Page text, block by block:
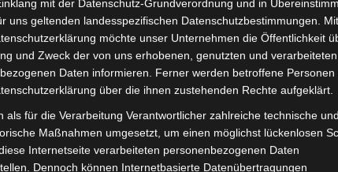
du hier:Volta Motor Pedelec VB3.
mit der Datenschutz-Grundverordnung und in
uns geltenden landesspezifischen Datenschutzbestimmungen.
möchte unser Unternehmen die Öffentlichkeit
und Zweck der von uns erhobenen, genutzten und verarbeiteten
Daten informieren. Ferner werden betroffene Personen
über die ihnen zustehenden Rechte aufgeklärt.
als für die Verarbeitung Verantwortlicher zahlreiche technische und
Maßnahmen umgesetzt, um einen möglichst lückenlosen
Internetseite verarbeiteten personenbezogenen Daten
Dennoch können Internetbasierte Datenübertragungen